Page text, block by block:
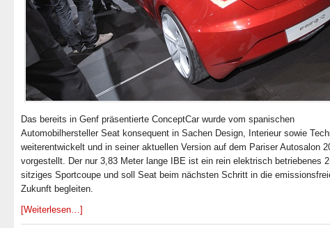
Das bereits in Genf präsentierte ConceptCar wurde vom spanischen
Automobilhersteller Seat konsequent in Sachen Design, Interieur sowie
weiterentwickelt und in seiner aktuellen Version auf dem Pariser Autosalon
vorgestellt. Der nur 3,83 Meter lange IBE ist ein rein elektrisch betriebenes
sitziges Sportcoupe und soll Seat beim nächsten Schritt in die
Zukunft begleiten.
[Weiterlesen…]